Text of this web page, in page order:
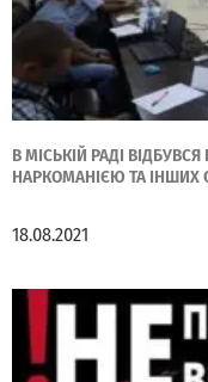
В МІСЬКІЙ РАДІ
НАРКОМАНІЄЮ ТА ІНШИХ
18.08.2021